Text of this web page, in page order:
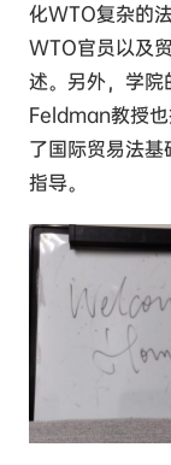
化WTO复杂的
WTO官员以及
述。另外，学
Feldman教授
了国际贸易法
指导。